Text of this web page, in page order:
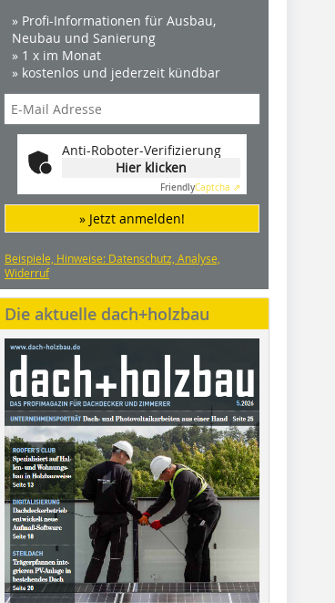
» Profi-Informationen für Ausbau,
Neubau und Sanierung
» 1 x im Monat
» kostenlos und jederzeit kündbar
Anti-Roboter-Verifizierung
Hier klicken
FriendlyCaptcha ⇗
» Jetzt anmelden!
Beispiele, Hinweise: Datenschutz, Analyse,
Widerruf
Die aktuelle dach+holzbau